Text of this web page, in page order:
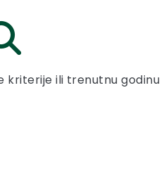
kriterije ili trenutnu godinu